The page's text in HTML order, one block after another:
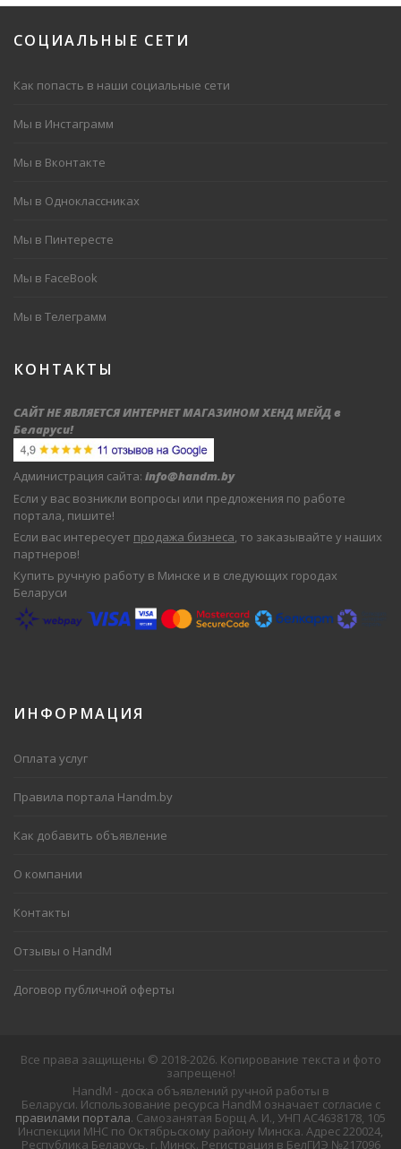
СОЦИАЛЬНЫЕ СЕТИ
Как попасть в наши социальные сети
Мы в Инстаграмм
Мы в Вконтакте
Мы в Одноклассниках
Мы в Пинтересте
Мы в FaceBook
Мы в Телеграмм
КОНТАКТЫ
САЙТ НЕ ЯВЛЯЕТСЯ ИНТЕРНЕТ МАГАЗИНОМ ХЕНД МЕЙД в
Беларуси!
Администрация сайта: info@handm.by
Если у вас возникли вопросы или предложения по работе
портала, пишите!
Если вас интересует продажа бизнеса, то заказывайте у наших
партнеров!
Купить ручную работу в Минске и в следующих городах
Беларуси
ИНФОРМАЦИЯ
Оплата услуг
Правила портала Handm.by
Как добавить объявление
О компании
Контакты
Отзывы о HandM
Договор публичной оферты
Все права защищены © 2018-2026. Копирование текста и фото
запрещено!
HandM - доска объявлений ручной работы в
Беларуси. Использование ресурса HandM означает согласие с
правилами портала. Самозанятая Борщ А. И., УНП АС4638178, 105
Инспекции МНС по Октябрьскому району Минска. Адрес 220024,
Республика Беларусь, г. Минск. Регистрация в БелГИЭ №217096